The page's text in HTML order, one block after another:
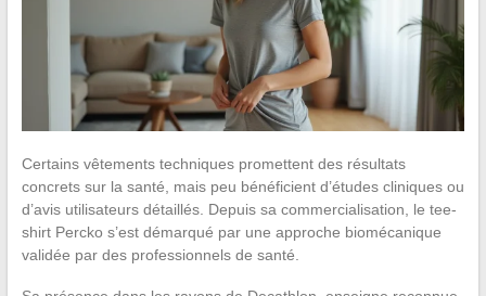
Certains vêtements techniques promettent des résultats
concrets sur la santé, mais peu bénéficient d’études cliniques ou
d’avis utilisateurs détaillés. Depuis sa commercialisation, le tee-
shirt Percko s’est démarqué par une approche biomécanique
validée par des professionnels de santé.